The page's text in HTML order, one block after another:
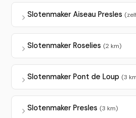
Slotenmaker Aiseau Presles
Slotenmaker Roselies (2 km)
Slotenmaker Pont de Loup (3
Slotenmaker Presles (3 km)